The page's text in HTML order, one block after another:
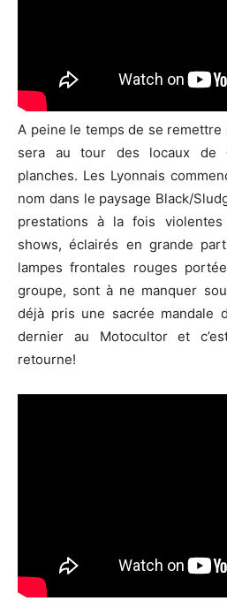
A peine le temps de se
sera au tour des locaux de
planches. Les Lyonnais
nom dans le paysage Black/
prestations à la fois
shows, éclairés en grande
lampes frontales rouges
groupe, sont à ne manquer
déjà pris une sacrée mandale
dernier au Motocultor et
retourne!